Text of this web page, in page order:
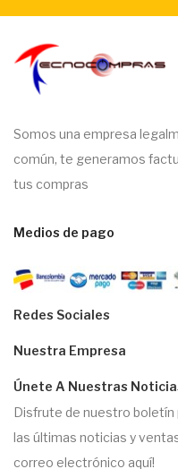
Somos una empresa
común, te generamos
tus compras
Medios de pago
Redes Sociales
Nuestra Empresa
Únete A Nuestras
Disfrute de nuestro boletín
las últimas noticias y
correo electrónico aquí!